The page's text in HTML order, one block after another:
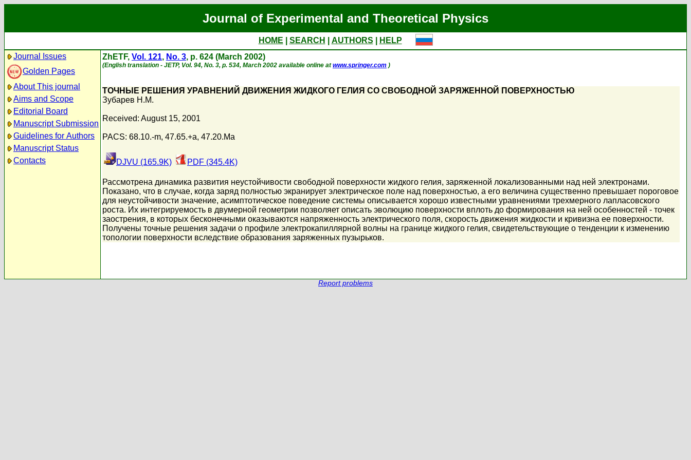
Journal of Experimental and Theoretical Physics
HOME SEARCH AUTHORS
HELP
Journal Issues
Golden Pages
About This journal
Aims and Scope
Editorial Board
Manuscript Submission
Guidelines for Authors
Manuscript Status
Contacts
ZhETF, Vol. 121, No. 3, p. 624 (March 2002)
(English translation - JETP, Vol. 94, No. 3, p. 534, March 2002 available online atwww.springer.com )
ТОЧНЫЕ РЕШЕНИЯ УРАВНЕНИЙ ДВИЖЕНИЯ ЖИДКОГО ГЕЛИЯ СО СВОБОДНОЙ ЗАРЯЖЕННОЙ ПОВЕРХНОСТЬЮ
Зубарев Н.М.
Received: August 15, 2001
PACS: 68.10.-m, 47.65.+a, 47.20.Ma
DJVU (165.9K) PDF (345.4K)
Рассмотрена динамика развития неустойчивости свободной поверхности жидкого гелия, заряженной локализованными над ней электронами.
Показано, что в случае, когда заряд полностью экранирует электрическое поле над поверхностью, а его величина существенно превышает пороговое
для неустойчивости значение, асимптотическое поведение системы описывается хорошо известными уравнениями трехмерного лапласовского
роста. Их интегрируемость в двумерной геометрии позволяет описать эволюцию поверхности вплоть до формирования на ней особенностей - точек
заострения, в которых бесконечными оказываются напряженность электрического поля, скорость движения жидкости и кривизна ее поверхности.
Получены точные решения задачи о профиле электрокапиллярной волны на границе жидкого гелия, свидетельствующие о тенденции к изменению
топологии поверхности вследствие образования заряженных пузырьков.
Report problems